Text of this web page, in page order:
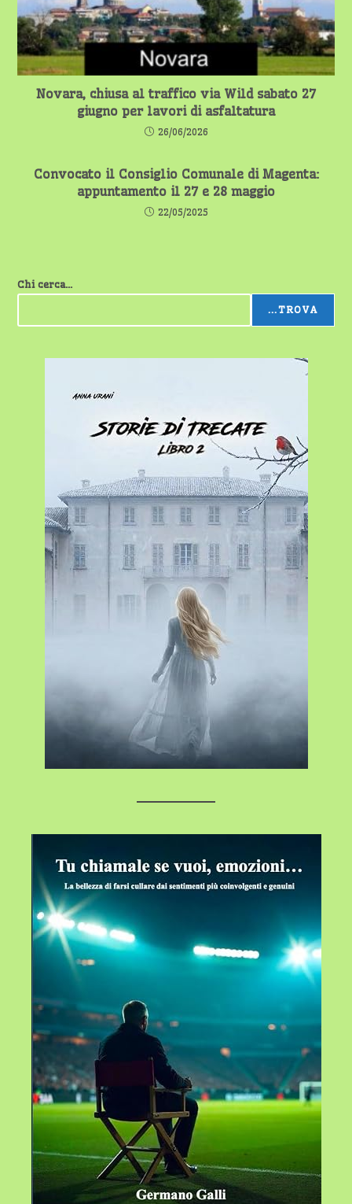
Novara, chiusa al traffico via Wild sabato 27
giugno per lavori di asfaltatura
26/06/2026
Convocato il Consiglio Comunale di Magenta:
appuntamento il 27 e 28 maggio
22/05/2025
Chi cerca...
...TROVA